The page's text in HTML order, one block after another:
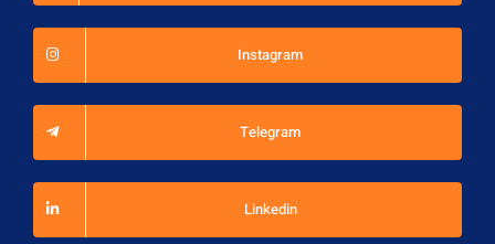
Instagram
Telegram
Linkedin